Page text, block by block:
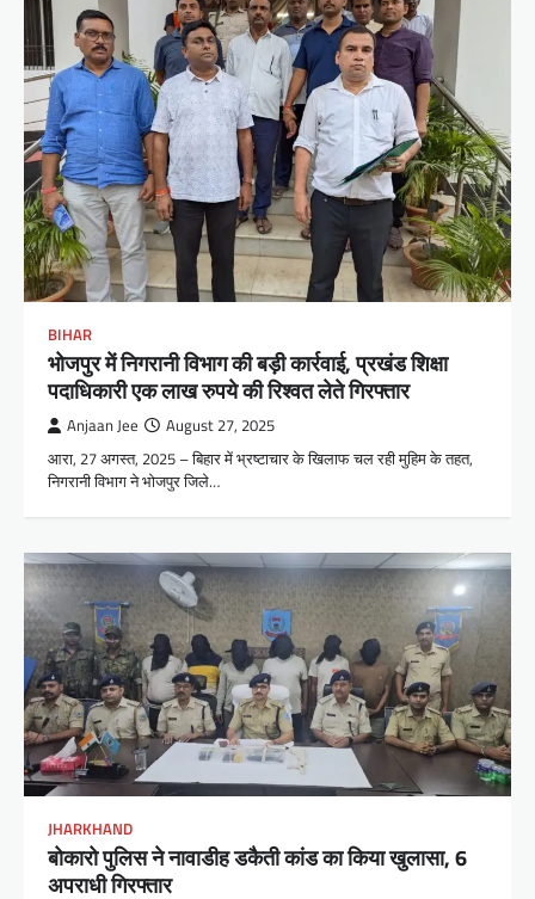
BIHAR
भोजपुर में निगरानी विभाग की बड़ी कार्रवाई, प्रखंड शिक्षा
पदाधिकारी एक लाख रुपये की रिश्वत लेते गिरफ्तार
Anjaan Jee August 27, 2025
आरा, 27 अगस्त, 2025 – बिहार में भ्रष्टाचार के खिलाफ चल रही मुहिम के तहत,
निगरानी विभाग ने भोजपुर जिले…
JHARKHAND
बोकारो पुलिस ने नावाडीह डकैती कांड का किया खुलासा, 6
अपराधी गिरफ्तार